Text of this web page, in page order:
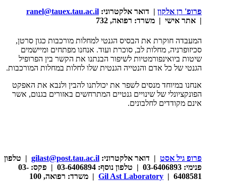
פרופ' רן אלקון | דואר אלקטרוני: ranel@tauex.tau.ac.il
| אתר אישי | משרד: רפואה, 732
המעבדה חוקרת את הבסיס הגנטי למחלות מורכבות כגון סרטן,
סכיזופרניה, מחלות לב, סוכרת ועוד. אנחנו מפתחים ומיישמים
שיטות ביואינפורמטיות לשיפור הבנתנו את הקשר בין הפרופיל
הגנטי של כל אדם והנטייה הגנטית שלו לחלות במחלות המורכבות.
אנחנו במיוחד מנסים לשפר את יכולתנו להבין ולנבא את האפקט
הפונקציונלי של שינויים גנטיים המתרחשים באזורים בגנום, אשר
אינם מקודדים לחלבונים.
פרופ גיל אסט | דואר אלקטרוני: gilast@post.tau.ac.il | טלפון
פנימי: 03-6406893 | טלפון נוסף: 03-6406894 | פקס: 03-
6408581 |
Gil Ast Laboratory | משרד: רפואה, 100